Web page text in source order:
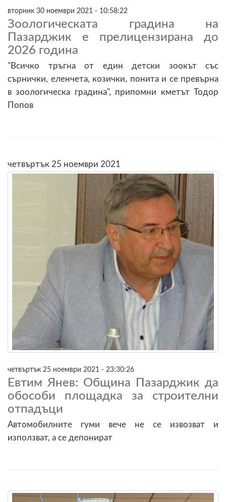
вторник 30 ноември 2021 - 10:58:22
Зоологическата градина на
Пазарджик е прелицензирана до
2026 година
"Всичко тръгна от един детски зоокът със
сърнички, еленчета, козички, понита и се превърна
в зоологическа градина", припомни кметът Тодор
Попов
четвъртък 25 ноември 2021
четвъртък 25 ноември 2021 - 23:30:26
Евтим Янев: Община Пазарджик да
обособи площадка за строителни
отпадъци
Автомобилните гуми вече не се извозват и
използват, а се депонират